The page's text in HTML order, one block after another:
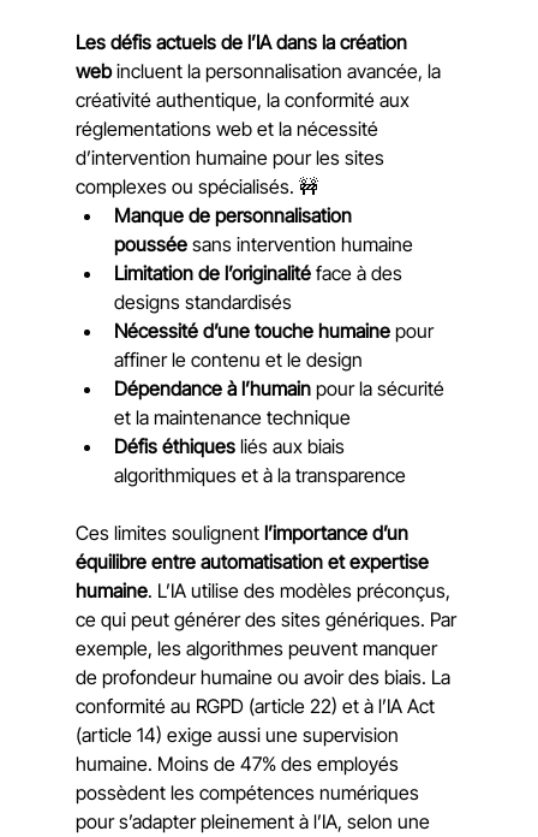
Les défis actuels de l’IA dans la création
web incluent la personnalisation avancée, la
créativité authentique, la conformité aux
réglementations web et la nécessité
d’intervention humaine pour les sites
complexes ou spécialisés. 🚧
Manque de personnalisation
poussée sans intervention humaine
Limitation de l’originalité face à des
designs standardisés
Nécessité d’une touche humaine pour
affiner le contenu et le design
Dépendance à l’humain pour la sécurité
et la maintenance technique
Défis éthiques liés aux biais
algorithmiques et à la transparence
Ces limites soulignent l’importance d’un
équilibre entre automatisation et expertise
humaine. L’IA utilise des modèles préconçus,
ce qui peut générer des sites génériques. Par
exemple, les algorithmes peuvent manquer
de profondeur humaine ou avoir des biais. La
conformité au RGPD (article 22) et à l’IA Act
(article 14) exige aussi une supervision
humaine. Moins de 47% des employés
possèdent les compétences numériques
pour s’adapter pleinement à l’IA, selon une